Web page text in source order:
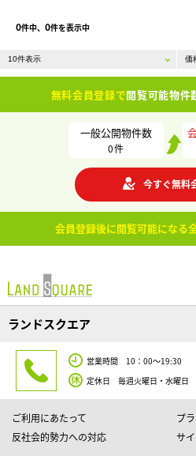
0件中、 0件を表示中
無料会員登録で閲覧可能物件
一般公開物件数
0件
今すぐ無料
会員登録後に閲覧可能になる
ランドスクエア
営業時間 10：00～19:30
定休日 毎週火曜日・水曜日
ご利用にあたって
プ
反社会的勢力への対応
サ